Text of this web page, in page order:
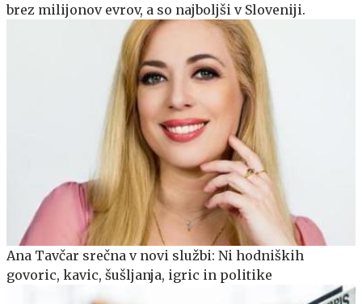
brez milijonov evrov, a so najboljši v Sloveniji.
Ana Tavčar srečna v novi službi: Ni hodniških
govoric, kavic, šušljanja, igric in politike